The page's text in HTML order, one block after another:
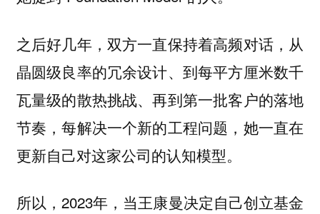
之后好几年，双方一直保持着高频对话，从
晶圆级良率的冗余设计、到每平方厘米数千
瓦量级的散热挑战、再到第一批客户的落地
节奏，每解决一个新的工程问题，她一直在
更新自己对这家公司的认知模型。
所以，2023年，当王康曼决定自己创立基金